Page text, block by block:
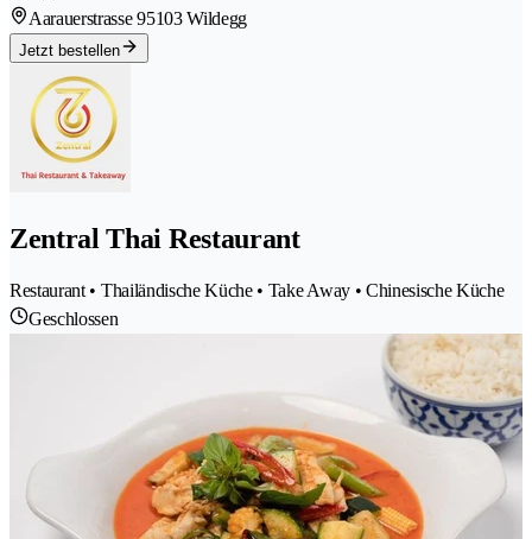
Aarauerstrasse 95103 Wildegg
Jetzt bestellen
Zentral Thai Restaurant
Restaurant • Thailändische Küche • Take Away • Chinesische Küche
Geschlossen